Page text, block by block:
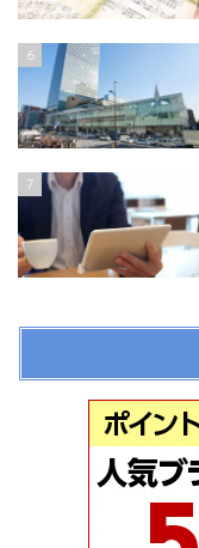
6
7